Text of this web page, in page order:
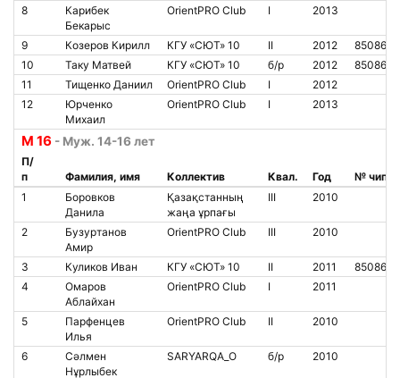
8
Карибек
Бекарыс
OrientPRO Club I 2013
9 Козеров Кирилл КГУ «СЮТ» 10 II 2012
8508628
10
Таку Матвей КГУ «СЮТ» 10 б/р 2012
8508629
11
Тищенко Даниил OrientPRO Club I
2012
12
Юрченко
Михаил
OrientPRO Club I 2013
М 16 - Муж. 14-16 лет
П/
п
Фамилия, имя Коллектив Квал. Год
№ чипа
1
Боровков
Данила
Қазақстанның
жаңа ұрпағы
III 2010
2
Бузуртанов
Амир
OrientPRO Club III 2010
3 Куликов Иван КГУ «СЮТ» 10 II 2011
8508626
4
Омаров
Аблайхан
OrientPRO Club I 2011
5
Парфенцев
Илья
OrientPRO Club II 2010
6
Сәлмен
Нұрлыбек
SARYARQA_O б/р 2010